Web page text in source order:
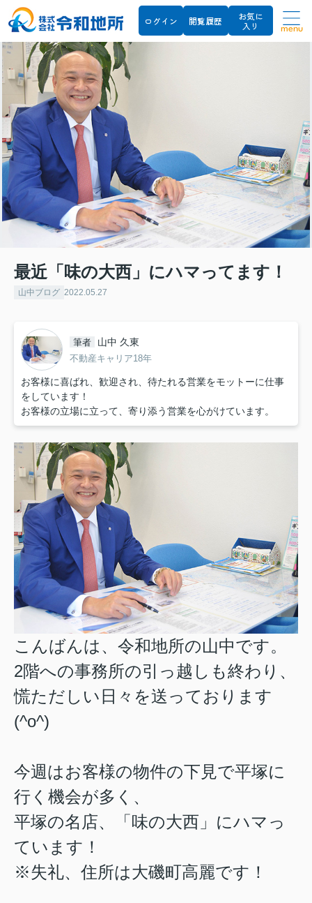
ログイン 閲覧履歴
お気に
入り
menu
最近「味の大西」にハマってます！
山中ブログ 2022.05.27
筆者 山中 久東
不動産キャリア18年
お客様に喜ばれ、歓迎され、待たれる営業をモットーに仕事
をしています！
お客様の立場に立って、寄り添う営業を心がけています。
こんばんは、令和地所の山中です。
2階への事務所の引っ越しも終わり、
慌ただしい日々を送っております
(^o^)
今週はお客様の物件の下見で平塚に
行く機会が多く、
平塚の名店、「味の大西」にハマっ
ています！
※失礼、住所は大磯町高麗です！